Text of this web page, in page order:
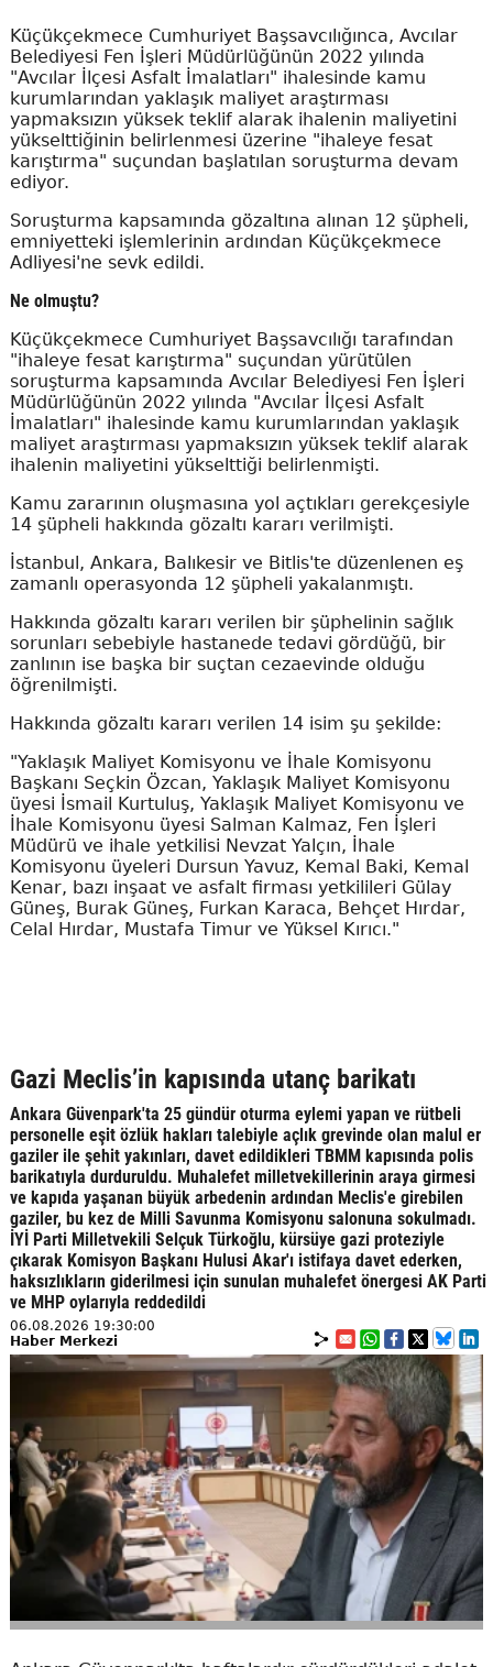
Küçükçekmece Cumhuriyet Başsavcılığınca, Avcılar
Belediyesi Fen İşleri Müdürlüğünün 2022 yılında
"Avcılar İlçesi Asfalt İmalatları" ihalesinde kamu
kurumlarından yaklaşık maliyet araştırması
yapmaksızın yüksek teklif alarak ihalenin maliyetini
yükselttiğinin belirlenmesi üzerine "ihaleye fesat
karıştırma" suçundan başlatılan soruşturma devam
ediyor.
Soruşturma kapsamında gözaltına alınan 12 şüpheli,
emniyetteki işlemlerinin ardından Küçükçekmece
Adliyesi'ne sevk edildi.
Ne olmuştu?
Küçükçekmece Cumhuriyet Başsavcılığı tarafından
"ihaleye fesat karıştırma" suçundan yürütülen
soruşturma kapsamında Avcılar Belediyesi Fen İşleri
Müdürlüğünün 2022 yılında "Avcılar İlçesi Asfalt
İmalatları" ihalesinde kamu kurumlarından yaklaşık
maliyet araştırması yapmaksızın yüksek teklif alarak
ihalenin maliyetini yükselttiği belirlenmişti.
Kamu zararının oluşmasına yol açtıkları gerekçesiyle
14 şüpheli hakkında gözaltı kararı verilmişti.
İstanbul, Ankara, Balıkesir ve Bitlis'te düzenlenen eş
zamanlı operasyonda 12 şüpheli yakalanmıştı.
Hakkında gözaltı kararı verilen bir şüphelinin sağlık
sorunları sebebiyle hastanede tedavi gördüğü, bir
zanlının ise başka bir suçtan cezaevinde olduğu
öğrenilmişti.
Hakkında gözaltı kararı verilen 14 isim şu şekilde:
"Yaklaşık Maliyet Komisyonu ve İhale Komisyonu
Başkanı Seçkin Özcan, Yaklaşık Maliyet Komisyonu
üyesi İsmail Kurtuluş, Yaklaşık Maliyet Komisyonu ve
İhale Komisyonu üyesi Salman Kalmaz, Fen İşleri
Müdürü ve ihale yetkilisi Nevzat Yalçın, İhale
Komisyonu üyeleri Dursun Yavuz, Kemal Baki, Kemal
Kenar, bazı inşaat ve asfalt firması yetkilileri Gülay
Güneş, Burak Güneş, Furkan Karaca, Behçet Hırdar,
Celal Hırdar, Mustafa Timur ve Yüksel Kırıcı."
Gazi Meclis’in kapısında utanç barikatı
Ankara Güvenpark'ta 25 gündür oturma eylemi yapan ve rütbeli
personelle eşit özlük hakları talebiyle açlık grevinde olan malul er
gaziler ile şehit yakınları, davet edildikleri TBMM kapısında polis
barikatıyla durduruldu. Muhalefet milletvekillerinin araya girmesi
ve kapıda yaşanan büyük arbedenin ardından Meclis'e girebilen
gaziler, bu kez de Milli Savunma Komisyonu salonuna sokulmadı.
İYİ Parti Milletvekili Selçuk Türkoğlu, kürsüye gazi proteziyle
çıkarak Komisyon Başkanı Hulusi Akar'ı istifaya davet ederken,
haksızlıkların giderilmesi için sunulan muhalefet önergesi AK Parti
ve MHP oylarıyla reddedildi
06.08.2026 19:30:00
Haber Merkezi